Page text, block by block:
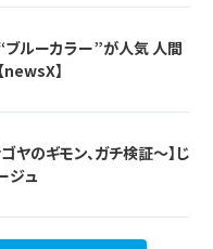
ブルーカラー”が人気 人間
newsX】
ヤのギモン、ガチ検証～】じ
ジュ